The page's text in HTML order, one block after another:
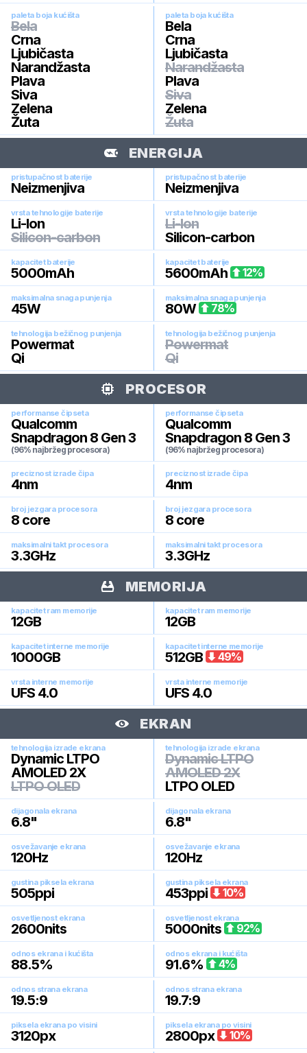
paleta boja kućišta
Bela
Crna
Ljubičasta
Narandžasta
Plava
Siva
Zelena
Žuta
paleta boja kućišta
Bela
Crna
Ljubičasta
Narandžasta
Plava
Siva
Zelena
Žuta
ENERGIJA
pristupačnost baterije
Neizmenjiva
pristupačnost baterije
Neizmenjiva
vrsta tehnologije baterije
Li-Ion
Silicon-carbon
vrsta tehnologije baterije
Li-Ion
Silicon-carbon
kapacitet baterije
5000mAh
kapacitet baterije
5600mAh 12%
maksimalna snaga punjenja
45W
maksimalna snaga punjenja
80W 78%
tehnologija bežičnog punjenja
Powermat
Qi
tehnologija bežičnog punjenja
Powermat
Qi
PROCESOR
performanse čipseta
Qualcomm
Snapdragon 8 Gen 3
(96% najbržeg procesora)
performanse čipseta
Qualcomm
Snapdragon 8 Gen 3
(96% najbržeg procesora)
preciznost izrade čipa
4nm
preciznost izrade čipa
4nm
broj jezgara procesora
8 core
broj jezgara procesora
8 core
maksimalni takt procesora
3.3GHz
maksimalni takt procesora
3.3GHz
MEMORIJA
kapacitet ram memorije
12GB
kapacitet ram memorije
12GB
kapacitet interne memorije
1000GB
kapacitet interne memorije
512GB 49%
vrsta interne memorije
UFS 4.0
vrsta interne memorije
UFS 4.0
EKRAN
tehnologija izrade ekrana
Dynamic LTPO
AMOLED 2X
LTPO OLED
tehnologija izrade ekrana
Dynamic LTPO
AMOLED 2X
LTPO OLED
dijagonala ekrana
6.8"
dijagonala ekrana
6.8"
osvežavanje ekrana
120Hz
osvežavanje ekrana
120Hz
gustina piksela ekrana
505ppi
gustina piksela ekrana
453ppi 10%
osvetljenost ekrana
2600nits
osvetljenost ekrana
5000nits 92%
odnos ekrana i kućišta
88.5%
odnos ekrana i kućišta
91.6% 4%
odnos strana ekrana
19.5:9
odnos strana ekrana
19.7:9
piksela ekrana po visini
3120px
piksela ekrana po visini
2800px 10%